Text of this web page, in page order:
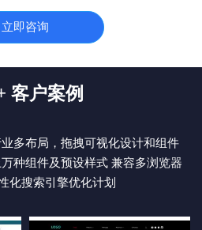
立即咨询
客户案例
多布局，拖拽可视化设计和组件
种组件及预设样式 兼容多浏览器
化搜索引擎优化计划